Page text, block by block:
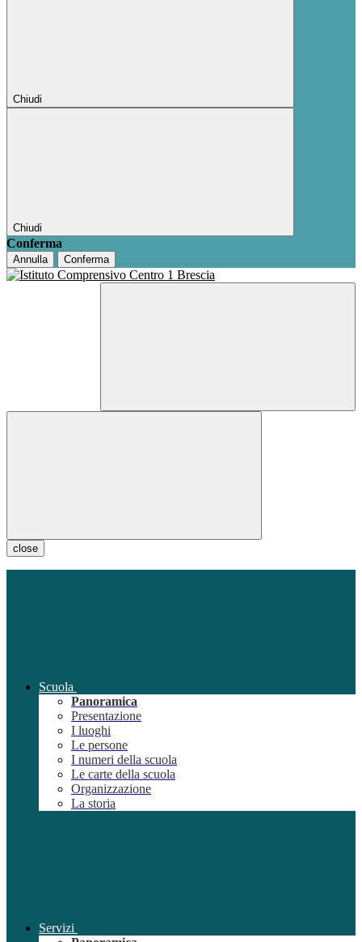
Chiudi
Chiudi
Conferma
Annulla Conferma
close
Scuola
Panoramica
Presentazione
I luoghi
Le persone
I numeri della scuola
Le carte della scuola
Organizzazione
La storia
Servizi